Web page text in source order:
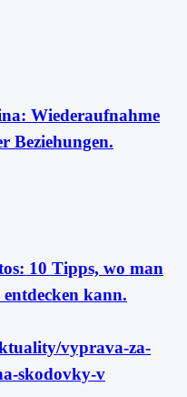
Wiederaufnahme
Beziehungen.
10 Tipps, wo man
kann.
vyprava-za-
skodovky-v